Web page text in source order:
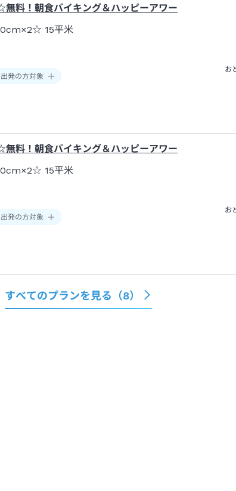
料！朝食バイキング＆ハッピーアワー
15平米
発の方対象
お
料！朝食バイキング＆ハッピーアワー
15平米
発の方対象
お
すべてのプランを見る（8）